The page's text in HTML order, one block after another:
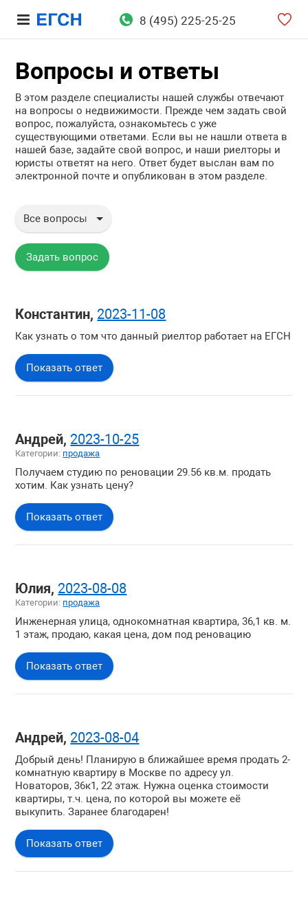
8 (495) 225-25-25
Вопросы и ответы
В этом разделе специалисты нашей службы отвечают
на вопросы о недвижимости. Прежде чем задать свой
вопрос, пожалуйста, ознакомьтесь с уже
существующими ответами. Если вы не нашли ответа в
нашей базе, задайте свой вопрос, и наши риелторы и
юристы ответят на него. Ответ будет выслан вам по
электронной почте и опубликован в этом разделе.
Все вопросы
Все вопросы
Вопросы юристу
Покупка недвижимости
Жилая недвижимость
Загородная недвижимость
Коммерческая недвижимость
Задать вопрос
Константин, 2023-11-08
Как узнать о том что данный риелтор работает на ЕГСН
Показать ответ
Андрей, 2023-10-25
Категории: продажа
Получаем студию по реновации 29.56 кв.м. продать
хотим. Как узнать цену?
Показать ответ
Юлия, 2023-08-08
Категории: продажа
Инженерная улица, однокомнатная квартира, 36,1 кв. м.
1 этаж, продаю, какая цена, дом под реновацию
Показать ответ
Андрей, 2023-08-04
Добрый день! Планирую в ближайшее время продать 2-
комнатную квартиру в Москве по адресу ул.
Новаторов, 36к1, 22 этаж. Нужна оценка стоимости
квартиры, т.ч. цена, по которой вы можете её
выкупить. Заранее благодарен!
Показать ответ